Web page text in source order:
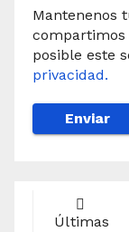
Mantenenos
compartimos
posible este
privacidad.
Últimas